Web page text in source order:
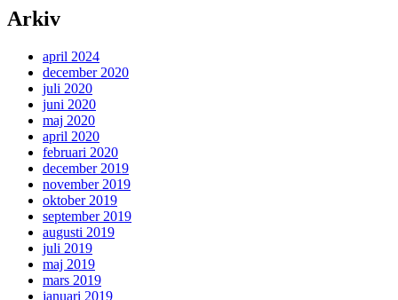
Arkiv
april 2024
december 2020
juli 2020
juni 2020
maj 2020
april 2020
februari 2020
december 2019
november 2019
oktober 2019
september 2019
augusti 2019
juli 2019
maj 2019
mars 2019
januari 2019